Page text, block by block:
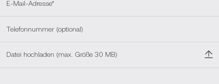
Datei hochladen (max. Größe 30 MB)